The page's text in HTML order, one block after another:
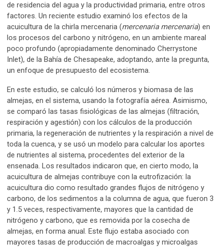
de residencia del agua y la productividad primaria, entre otros
factores. Un reciente estudio examinó los efectos de la
acuicultura de la chirla mercenaria (mercenaria mercenaria) en
los procesos del carbono y nitrógeno, en un ambiente mareal
poco profundo (apropiadamente denominado Cherrystone
Inlet), de la Bahía de Chesapeake, adoptando, ante la pregunta,
un enfoque de presupuesto del ecosistema.
En este estudio, se calculó los números y biomasa de las
almejas, en el sistema, usando la fotografía aérea. Asimismo,
se comparó las tasas fisiológicas de las almejas (filtración,
respiración y agestión) con los cálculos de la producción
primaria, la regeneración de nutrientes y la respiración a nivel de
toda la cuenca, y se usó un modelo para calcular los aportes
de nutrientes al sistema, procedentes del exterior de la
ensenada. Los resultados indicaron que, en cierto modo, la
acuicultura de almejas contribuye con la eutrofización: la
acuicultura dio como resultado grandes flujos de nitrógeno y
carbono, de los sedimentos a la columna de agua, que fueron 3
y 1.5 veces, respectivamente, mayores que la cantidad de
nitrógeno y carbono, que es removida por la cosecha de
almejas, en forma anual. Este flujo estaba asociado con
mayores tasas de producción de macroalgas y microalgas